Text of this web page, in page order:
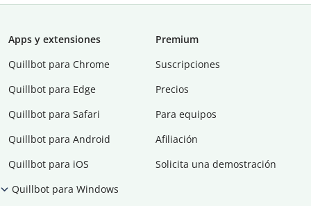
Apps y extensiones
Quillbot para Chrome
Quillbot para Edge
Quillbot para Safari
Quillbot para Android
Quillbot para iOS
Quillbot para Windows
Premium
Suscripciones
Precios
Para equipos
Afiliación
Solicita una demostración